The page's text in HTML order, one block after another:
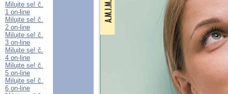
Milujte se! č.
1 on-line
Milujte se! č.
2 on-line
Milujte se! č.
3 on-line
Milujte se! č.
4 on-line
Milujte se! č.
5 on-line
Milujte se! č.
6 on-line